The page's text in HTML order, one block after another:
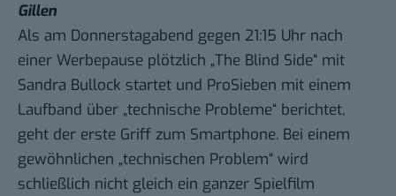
Gillen
Als am Donnerstagabend gegen 21:15 Uhr nach
einer Werbepause plötzlich „The Blind Side“ mit
Sandra Bullock startet und ProSieben mit einem
Laufband über „technische Probleme“ berichtet,
geht der erste Griff zum Smartphone. Bei einem
gewöhnlichen „technischen Problem“ wird
schließlich nicht gleich ein ganzer Spielfilm